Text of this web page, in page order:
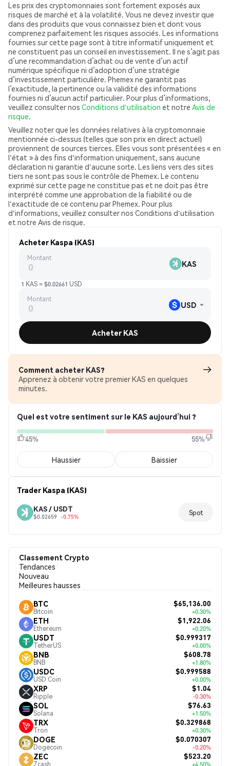
Les prix des cryptomonnaies sont fortement exposés aux
risques de marché et à la volatilité. Vous ne devez investir que
dans des produits que vous connaissez bien et dont vous
comprenez parfaitement les risques associés. Les informations
fournies sur cette page sont à titre informatif uniquement et
ne constituent pas un conseil en investissement. Il ne s’agit pas
d’une recommandation d’achat ou de vente d’un actif
numérique spécifique ni d’adoption d’une stratégie
d’investissement particulière. Phemex ne garantit pas
l’exactitude, la pertinence ou la validité des informations
fournies ni d’aucun actif particulier. Pour plus d’informations,
veuillez consulter nos Conditions d'utilisation et notre Avis de
risque.
Veuillez noter que les données relatives à la cryptomonnaie
mentionnée ci-dessus (telles que son prix en direct actuel)
proviennent de sources tierces. Elles vous sont présentées « en
l'état » à des fins d'information uniquement, sans aucune
déclaration ni garantie d'aucune sorte. Les liens vers des sites
tiers ne sont pas sous le contrôle de Phemex. Le contenu
exprimé sur cette page ne constitue pas et ne doit pas être
interprété comme une approbation de la fiabilité ou de
l'exactitude de ce contenu par Phemex. Pour plus
d'informations, veuillez consulter nos Conditions d'utilisation
et notre Avis de risque.
Acheter Kaspa (KAS)
Montant
KAS
1 KAS ≈ $0.02661 USD
Montant
USD
Acheter KAS
Comment acheter KAS?
Apprenez à obtenir votre premier KAS en quelques
minutes.
Quel est votre sentiment sur le KAS aujourd’hui ?
45% 55%
Haussier Baissier
Trader Kaspa (KAS)
KAS / USDT
$0.02659 -0.75% Spot
Classement Crypto
Tendances
Nouveau
Meilleures hausses
BTC
Bitcoin
$65,136.00
+0.30%
ETH
Ethereum
$1,922.06
+0.20%
USDT
TetherUS
$0.999317
+0.00%
BNB
BNB
$608.78
+1.80%
USDC
USD Coin
$0.999588
+0.00%
XRP
Ripple
$1.04
-0.30%
SOL
Solana
$76.63
+1.50%
TRX
Tron
$0.329868
+0.30%
DOGE
Dogecoin
$0.070307
-0.20%
ZEC
Zcash
$523.20
+4.50%